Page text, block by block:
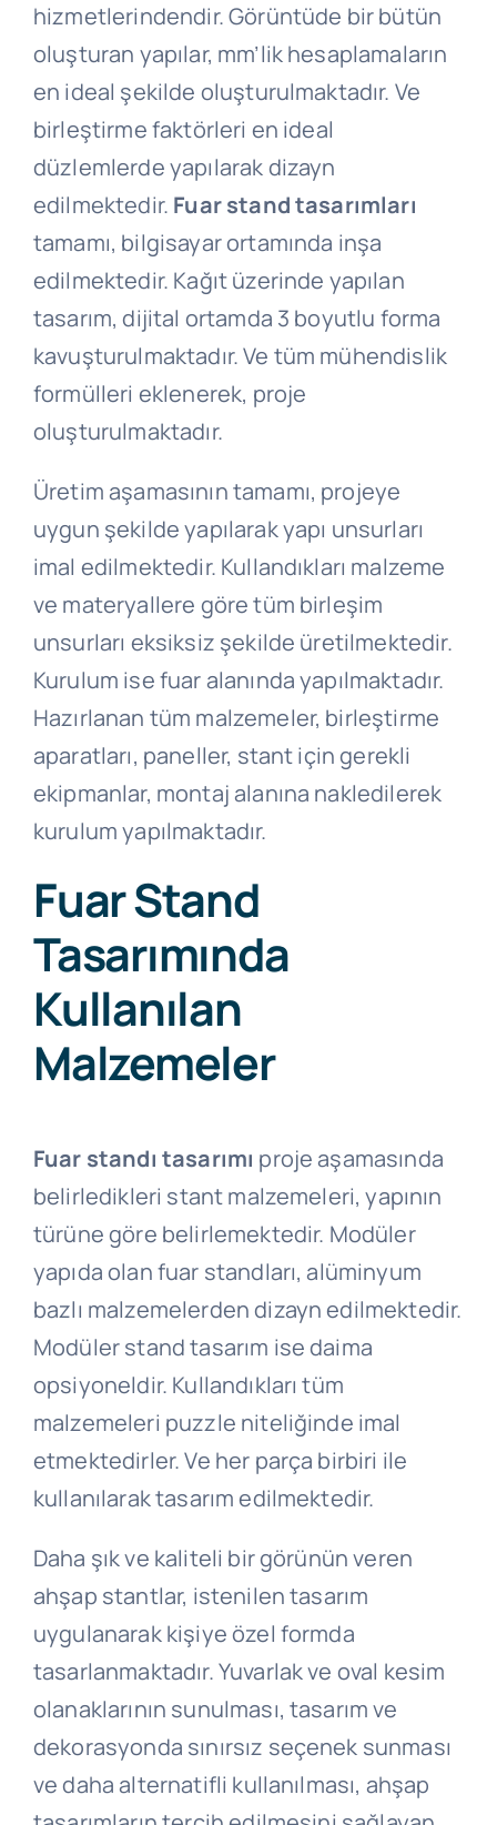
hizmetlerindendir. Görüntüde bir bütün
oluşturan yapılar, mm’lik hesaplamaların
en ideal şekilde oluşturulmaktadır. Ve
birleştirme faktörleri en ideal
düzlemlerde yapılarak dizayn
edilmektedir. Fuar stand tasarımları
tamamı, bilgisayar ortamında inşa
edilmektedir. Kağıt üzerinde yapılan
tasarım, dijital ortamda 3 boyutlu forma
kavuşturulmaktadır. Ve tüm mühendislik
formülleri eklenerek, proje
oluşturulmaktadır.
Üretim aşamasının tamamı, projeye
uygun şekilde yapılarak yapı unsurları
imal edilmektedir. Kullandıkları malzeme
ve materyallere göre tüm birleşim
unsurları eksiksiz şekilde üretilmektedir.
Kurulum ise fuar alanında yapılmaktadır.
Hazırlanan tüm malzemeler, birleştirme
aparatları, paneller, stant için gerekli
ekipmanlar, montaj alanına nakledilerek
kurulum yapılmaktadır.
Fuar Stand
Tasarımında
Kullanılan
Malzemeler
Fuar standı tasarımı proje aşamasında
belirledikleri stant malzemeleri, yapının
türüne göre belirlemektedir. Modüler
yapıda olan fuar standları, alüminyum
bazlı malzemelerden dizayn edilmektedir.
Modüler stand tasarım ise daima
opsiyoneldir. Kullandıkları tüm
malzemeleri puzzle niteliğinde imal
etmektedirler. Ve her parça birbiri ile
kullanılarak tasarım edilmektedir.
Daha şık ve kaliteli bir görünün veren
ahşap stantlar, istenilen tasarım
uygulanarak kişiye özel formda
tasarlanmaktadır. Yuvarlak ve oval kesim
olanaklarının sunulması, tasarım ve
dekorasyonda sınırsız seçenek sunması
ve daha alternatifli kullanılması, ahşap